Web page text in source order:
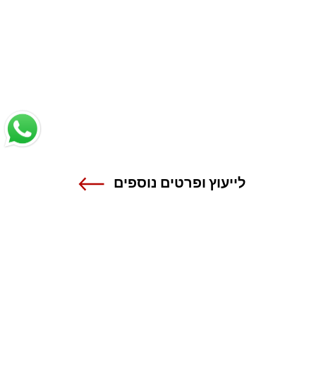
לייעוץ ופרטים נוספים